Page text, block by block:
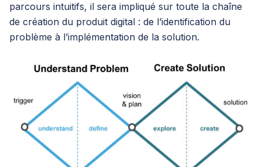
parcours intuitifs, il sera impliqué sur toute la chaîne
de création du produit digital : de l’identification du
problème à l’implémentation de la solution.